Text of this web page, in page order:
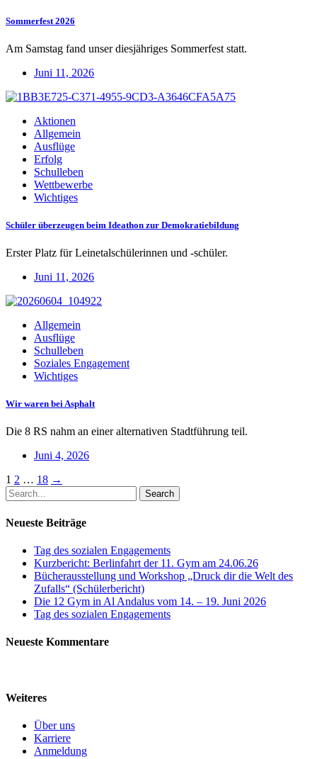
Sommerfest 2026
Am Samstag fand unser diesjähriges Sommerfest statt.
Juni 11, 2026
Aktionen
Allgemein
Ausflüge
Erfolg
Schulleben
Wettbewerbe
Wichtiges
Schüler überzeugen beim Ideathon zur Demokratiebildung
Erster Platz für Leinetalschülerinnen und -schüler.
Juni 11, 2026
Allgemein
Ausflüge
Schulleben
Soziales Engagement
Wichtiges
Wir waren bei Asphalt
Die 8 RS nahm an einer alternativen Stadtführung teil.
Juni 4, 2026
Posts
navigation
1 2 … 18 →
Search
Neueste Beiträge
Tag des sozialen Engagements
Kurzbericht: Berlinfahrt der 11. Gym am 24.06.26
Bücherausstellung und Workshop „Druck dir die Welt des
Zufalls“ (Schülerbericht)
Die 12 Gym in Al Andalus vom 14. – 19. Juni 2026
Tag des sozialen Engagements
Neueste Kommentare
Weiteres
Über uns
Karriere
Anmeldung